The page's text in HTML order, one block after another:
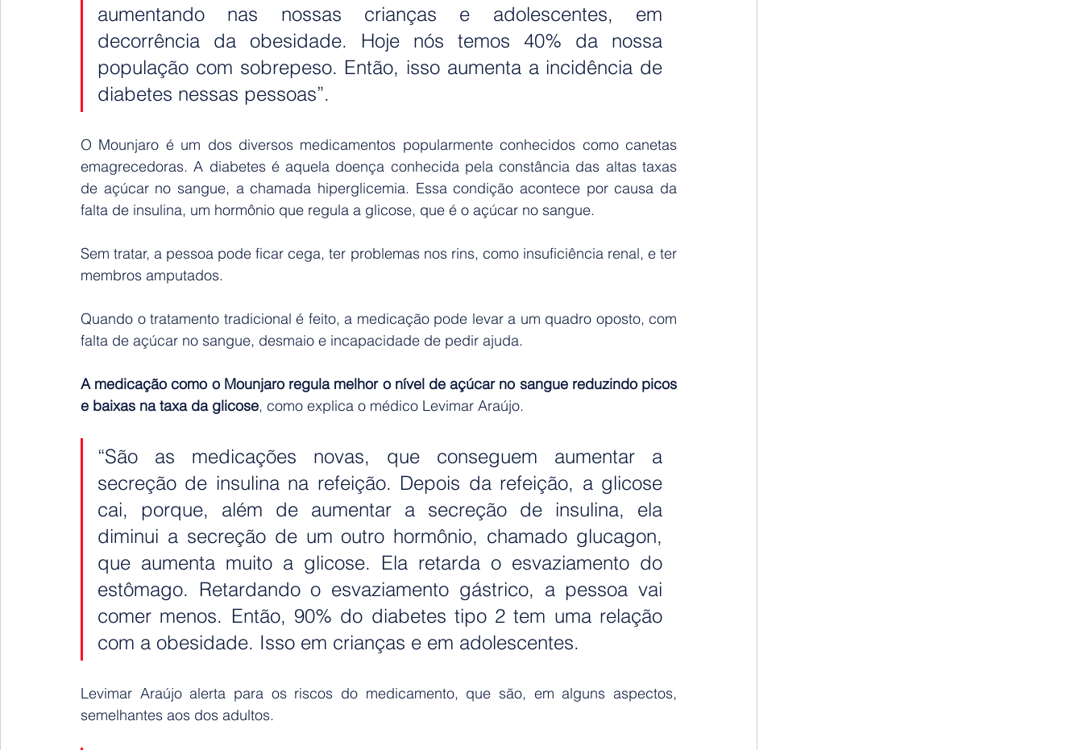
aumentando nas nossas crianças e adolescentes, em
decorrência da obesidade. Hoje nós temos 40% da nossa
população com sobrepeso. Então, isso aumenta a incidência de
diabetes nessas pessoas”.
O Mounjaro é um dos diversos medicamentos popularmente conhecidos como canetas
emagrecedoras. A diabetes é aquela doença conhecida pela constância das altas taxas
de açúcar no sangue, a chamada hiperglicemia. Essa condição acontece por causa da
falta de insulina, um hormônio que regula a glicose, que é o açúcar no sangue.
Sem tratar, a pessoa pode ficar cega, ter problemas nos rins, como insuficiência renal, e ter
membros amputados.
Quando o tratamento tradicional é feito, a medicação pode levar a um quadro oposto, com
falta de açúcar no sangue, desmaio e incapacidade de pedir ajuda.
A medicação como o Mounjaro regula melhor o nível de açúcar no sangue reduzindo picos
e baixas na taxa da glicose, como explica o médico Levimar Araújo.
“São as medicações novas, que conseguem aumentar a
secreção de insulina na refeição. Depois da refeição, a glicose
cai, porque, além de aumentar a secreção de insulina, ela
diminui a secreção de um outro hormônio, chamado glucagon,
que aumenta muito a glicose. Ela retarda o esvaziamento do
estômago. Retardando o esvaziamento gástrico, a pessoa vai
comer menos. Então, 90% do diabetes tipo 2 tem uma relação
com a obesidade. Isso em crianças e em adolescentes.
Levimar Araújo alerta para os riscos do medicamento, que são, em alguns aspectos,
semelhantes aos dos adultos.